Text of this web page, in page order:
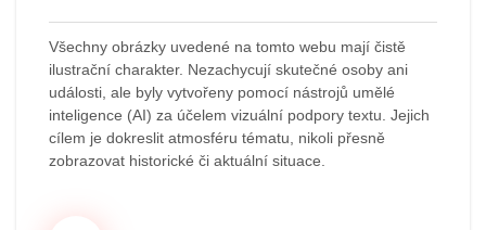
Všechny obrázky uvedené na tomto webu mají čistě
ilustrační charakter. Nezachycují skutečné osoby ani
události, ale byly vytvořeny pomocí nástrojů umělé
inteligence (AI) za účelem vizuální podpory textu. Jejich
cílem je dokreslit atmosféru tématu, nikoli přesně
zobrazovat historické či aktuální situace.